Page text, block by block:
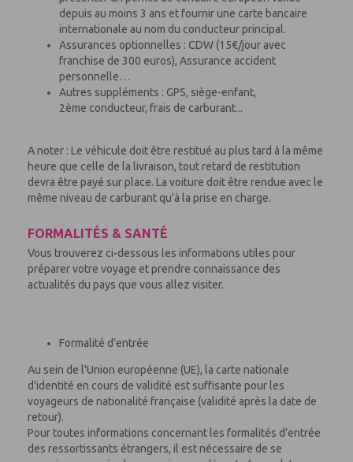
depuis au moins 3 ans et fournir une carte bancaire
internationale au nom du conducteur principal.
Assurances optionnelles : CDW (15€/jour avec
franchise de 300 euros), Assurance accident
personnelle…
Autres suppléments : GPS, siège-enfant,
2ème conducteur, frais de carburant...
A noter : Le véhicule doit être restitué au plus tard à la même
heure que celle de la livraison, tout retard de restitution
devra être payé sur place. La voiture doit être rendue avec le
même niveau de carburant qu’à la prise en charge.
FORMALITÉS & SANTÉ
Vous trouverez ci-dessous les informations utiles pour
préparer votre voyage et prendre connaissance des
actualités du pays que vous allez visiter.
Formalité d’entrée
Au sein de l'Union européenne (UE), la carte nationale
d'identité en cours de validité est suffisante pour les
voyageurs de nationalité française (validité après la date de
retour).
Pour toutes informations concernant les formalités d’entrée
des ressortissants étrangers, il est nécessaire de se